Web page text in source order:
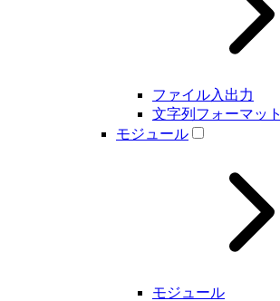
ファイル入出力
文字列フォーマット
モジュール
モジュール